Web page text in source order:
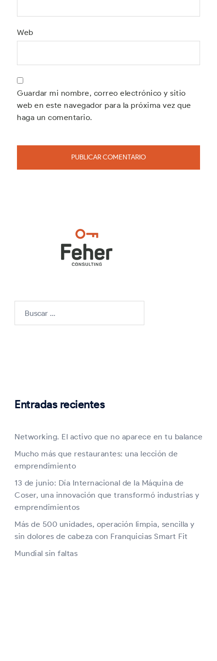
Web
Guardar mi nombre, correo electrónico y sitio
web en este navegador para la próxima vez que
haga un comentario.
Entradas recientes
Networking. El activo que no aparece en tu balance
Mucho más que restaurantes: una lección de
emprendimiento
13 de junio: Día Internacional de la Máquina de
Coser, una innovación que transformó industrias y
emprendimientos
Más de 500 unidades, operación limpia, sencilla y
sin dolores de cabeza con Franquicias Smart Fit
Mundial sin faltas